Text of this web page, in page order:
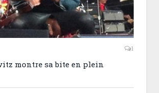
1
montre sa bite en plein